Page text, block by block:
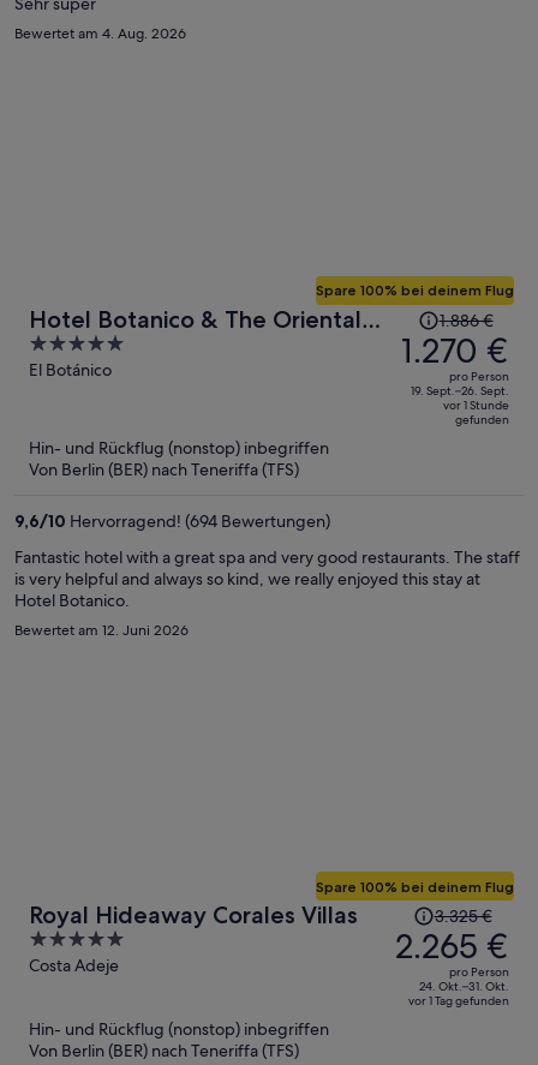
Bewertet am 4. Aug. 2026
Hotel Botanico & The Oriental
Spa Garden
5
out
El Botánico
Spare 100% bei deinem Flug
Der
Preis
betrug
1.886 €,
1.886 €
1.270 €
pro Person
19. Sept.–26. Sept.
vor 1 Stunde
gefunden
Hin- und Rückflug (nonstop) inbegriffen
Von Berlin (BER) nach Teneriffa (TFS)
9,6/10 Hervorragend! (694 Bewertungen)
Fantastic hotel with a great spa and very good restaurants. The staff
is very helpful and always so kind, we really enjoyed this stay at
Hotel Botanico.
Bewertet am 12. Juni 2026
Royal Hideaway Corales Villas
5
out
5
Costa Adeje
Spare 100% bei deinem Flug
Der
Preis
betrug
3.325 €,
jetzt
3.325 €
2.265 €
pro Person
24. Okt.–31. Okt.
vor 1 Tag gefunden
Hin- und Rückflug (nonstop) inbegriffen
Von Berlin (BER) nach Teneriffa (TFS)